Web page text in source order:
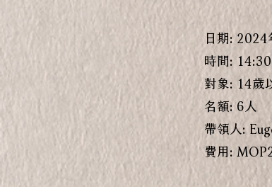
日期:
時間:
對象: 14歲
名額: 6人
帶領人:
費用: